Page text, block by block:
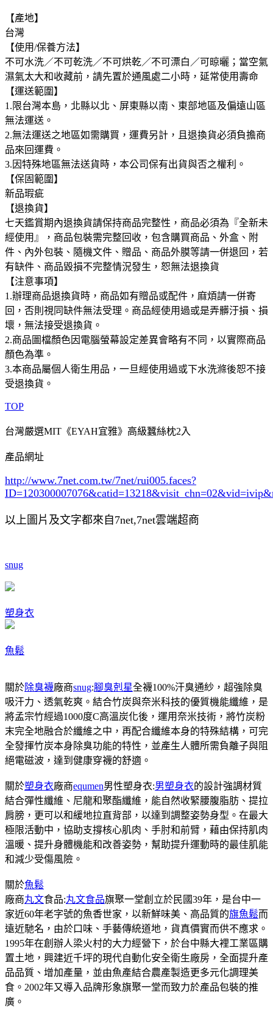
【產地】
台灣
【使用/保養方法】
不可水洗／不可乾洗／不可烘乾／不可漂白／可晾曬；當空氣
濕氣太大和收藏前，請先置於通風處二小時，延常使用壽命
【運送範圍】
1.限台灣本島，北縣以北、屏東縣以南、東部地區及偏遠山區
無法運送。
2.無法運送之地區如需購買，運費另計，且退換貨必須負擔商
品來回運費。
3.因特殊地區無法送貨時，本公司保有出貨與否之權利。
【保固範圍】
新品瑕疵
【退換貨】
七天鑑賞期內退換貨請保持商品完整性，商品必須為『全新未
經使用』，商品包裝需完整回收，包含購買商品、外盒、附
件、內外包裝、隨機文件、贈品、商品外膜等請一併退回，若
有缺件、商品毀損不完整情況發生，恕無法退換貨
【注意事項】
1.辦理商品退換貨時，商品如有贈品或配件，麻煩請一併寄
回，否則視同缺件無法受理。商品經使用過或是弄髒汙損、損
壞，無法接受退換貨。
2.商品圖檔顏色因電腦螢幕設定差異會略有不同，以實際商品
顏色為準。
3.本商品屬個人衛生用品，一旦經使用過或下水洗滌後恕不接
受退換貨。
TOP
台灣嚴選MIT《EYAH宜雅》高級蠶絲枕2入
產品網址
http://www.7net.com.tw/7net/rui005.faces?
ID=120300007076&catid=13218
以上圖片及文字都來自7net,7net雲端超商
snug
塑身衣
魚鬆
關於除臭襪廠商snug:腳臭剋星全襪100%汗臭通紗，超強除臭
吸汗力、透氣乾爽。結合竹炭與奈米科技的優質機能纖維，是
將孟宗竹經過1000度C高溫炭化後，運用奈米技術，將竹炭粉
末完全地融合於纖維之中，再配合纖維本身的特殊結構，可完
全發揮竹炭本身除臭功能的特性，並產生人體所需負離子與阻
絕電磁波，達到健康穿襪的舒適。
關於塑身衣廠商equmen男性塑身衣:男塑身衣的設計強調材質
結合彈性纖維、尼龍和聚酯纖維，能自然收緊腰腹脂肪、提拉
肩膀，更可以和緩地拉直背部，以達到調整姿勢身型。在最大
極限活動中，協助支撐核心肌肉、手肘和前臂，藉由保持肌肉
溫暖、提升身體機能和改善姿勢，幫助提升運動時的最佳肌能
和減少受傷風險。
關於魚鬆
廠商丸文食品:丸文食品旗聚一堂創立於民國39年，是台中一
家近60年老字號的魚香世家，以新鮮味美、高品質的旗魚鬆而
遠近馳名，由於口味、手藝傳統道地，貨真價實而供不應求。
1995年在創辦人梁火村的大力經營下，於台中縣大裡工業區購
置土地，興建近千坪的現代自動化安全衛生廠房，全面提升產
品品質、增加產量，並由魚產結合農產製造更多元化調理美
食。2002年又導入品牌形象旗聚一堂而致力於產品包裝的推
廣。